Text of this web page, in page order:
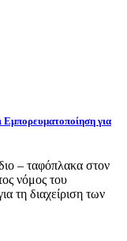
για
– ταφόπλακα στον
νόμος του
τη διαχείριση των